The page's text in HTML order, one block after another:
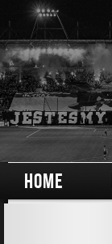
HOME